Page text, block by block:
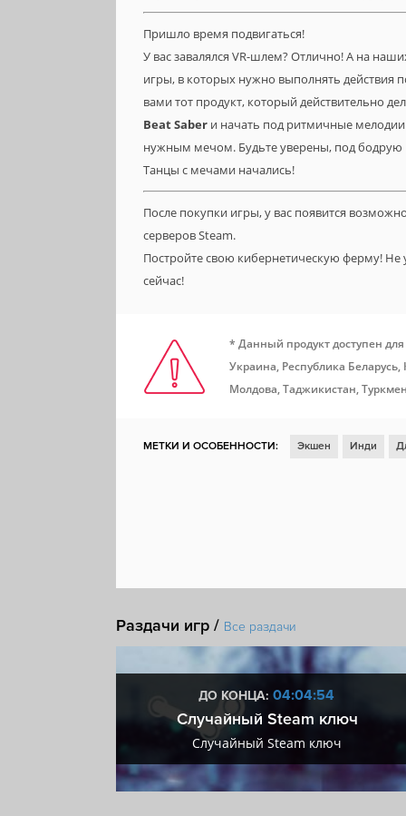
Пришло время подвигаться!
У вас завалялся VR-шлем? Отлично! А на
игры, в которых нужно выполнять действия
вами тот продукт, который действительно
BeatSaber и начать под ритмичные
нужным мечом. Будьте уверены, под бодрую
Танцы с мечами начались!
После покупки игры, у вас появится
серверов Steam.
Постройте свою кибернетическую ферму! Не
сейчас!
* Данный продукт доступен
Украина, Республика
Молдова, Таджикистан,
МЕТКИ И ОСОБЕННОСТИ: Экшен Инди
Раздачи игр / Все раздачи
ДО КОНЦА: 04:04:54
Случайный Steam ключ
Случайный Steam ключ